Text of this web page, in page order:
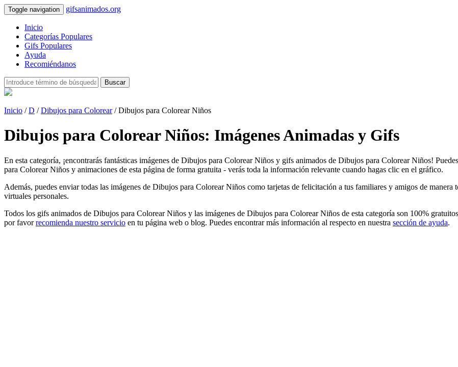
Toggle navigation gifsanimados.org
Inicio
Categorías Populares
Gifs Populares
Ayuda
Recomiéndanos
Buscar
Inicio /D /Dibujos para Colorear/ Dibujos para Colorear Niños
Dibujos para Colorear Niños: Imágenes Animadas y Gifs
En esta categoría, ¡encontrarás fantásticas imágenes de Dibujos para Colorear Niños y gifs animados de Dibujos para Colorear Niños!
para Colorear Niños y animaciones de esta página de forma gratuita - verás toda la información relevante cuando hagas clic en el gráfico.
Además, puedes enviar todas las imágenes de Dibujos para Colorear Niños como tarjetas de felicitación a tus familiares y amigos de manera
virtuales personales.
Todos los gifs animados de Dibujos para Colorear Niños y las imágenes de Dibujos para Colorear Niños de esta categoría son 100%
por favorrecomienda nuestro servicio en tu página web o blog. Puedes encontrar más información al respecto en nuestra sección de ayuda.